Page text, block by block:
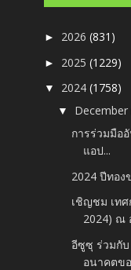
► 2026(831)
► 2025(1229)
▼ 2024(1758)
▼ December
การร่วมมือ
แอป...
2024 ปีทอง
เชิญชม เทศ
2024) ณ
อีซูซุ ร่วมกับ
อนาคตขอ